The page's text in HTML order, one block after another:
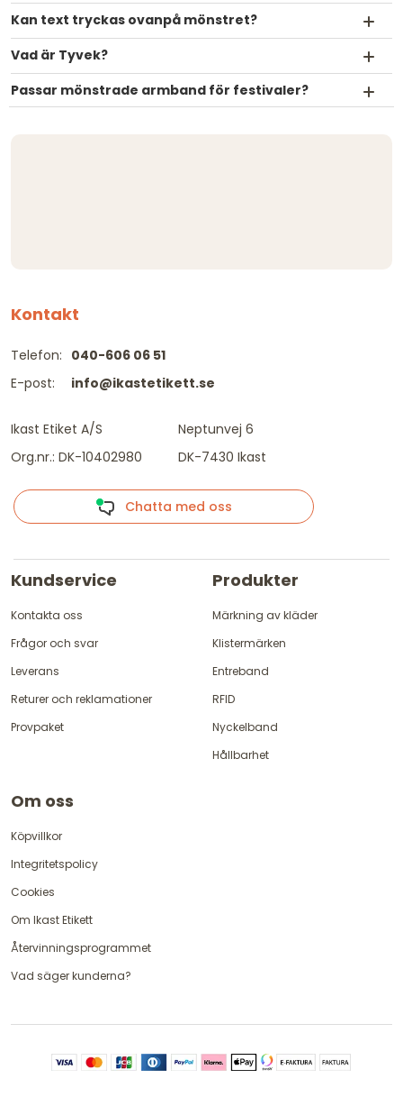
Kan text tryckas ovanpå mönstret?
Vad är Tyvek?
Passar mönstrade armband för festivaler?
Kontakt
Telefon:
E-post:
040-606 06 51
info@ikastetikett.se
Ikast Etiket A/S
Org.nr.: DK-10402980
Neptunvej 6
DK-7430 Ikast
Chatta med oss
Kundservice
Kontakta oss
Frågor och svar
Leverans
Returer och reklamationer
Provpaket
Produkter
Märkning av kläder
Klistermärken
Entreband
RFID
Nyckelband
Hållbarhet
Om oss
Köpvillkor
Integritetspolicy
Cookies
Om Ikast Etikett
Återvinningsprogrammet
Vad säger kunderna?